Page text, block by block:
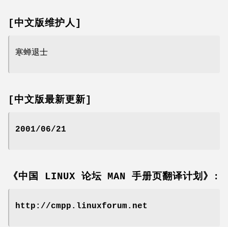
[中文版维护人]
寒蝉退士
[中文版最新更新]
2001/06/21
《中国 LINUX 论坛 MAN 手册页翻译计划》:
http://cmpp.linuxforum.net